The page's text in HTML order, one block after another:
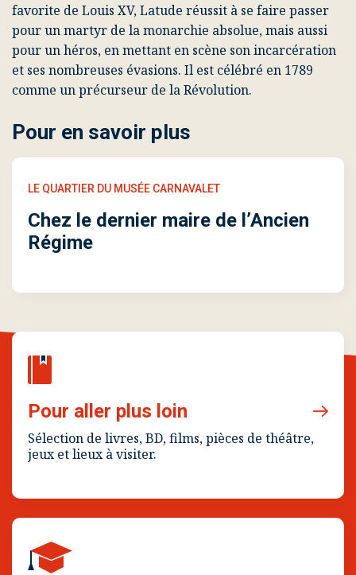
favorite de Louis XV, Latude réussit à se faire passer
pour un martyr de la monarchie absolue, mais aussi
pour un héros, en mettant en scène son incarcération
et ses nombreuses évasions. Il est célébré en 1789
comme un précurseur de la Révolution.
Pour en savoir plus
LE QUARTIER DU MUSÉE CARNAVALET
Chez le dernier maire de l’Ancien
Régime
Pour aller plus loin
Sélection de livres, BD, films, pièces de théâtre,
jeux et lieux à visiter.